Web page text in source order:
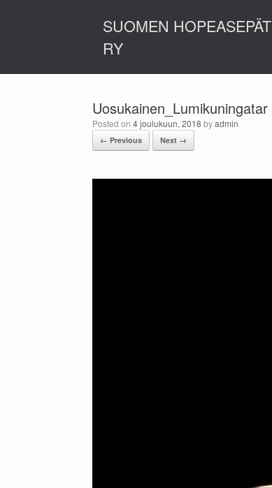
SUOMEN HOPEASEPÄT
RY
Uosukainen_Lumikuningatar
Posted on 4 joulukuun, 2018 byadmin
← Previous Next →